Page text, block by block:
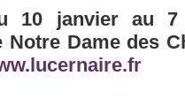
10 janvier au 7
Notre Dame des